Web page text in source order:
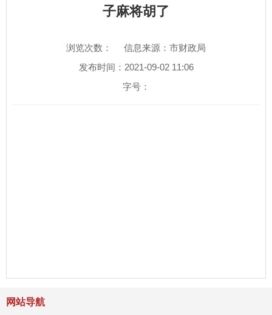
子麻将胡了
浏览次数：
信息来源：市财政局
发布时间：2021-09-02 11:06
字号：
网站导航